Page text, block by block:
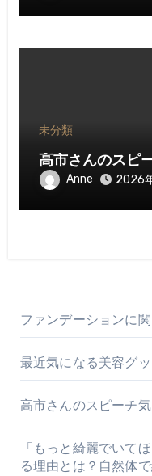
未分類
高市さんのスピ
Anne 2026
ファンデーションに関
最近気になる美容グ
高市さんのスピーチ
「もっと綺麗でいて
る理由とは？自然体